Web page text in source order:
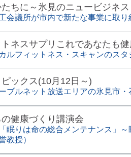
ちに～氷見のニュービジネス
会議所が市内で新たな事業に取
トネスサプリこれであなたも
ルフィットネス・スキャンのス
ックス(10月12日～)
ブルネット放送エリアの氷見市
健康づくり講演会
眠りは命の総合メンテナンス」
教授）